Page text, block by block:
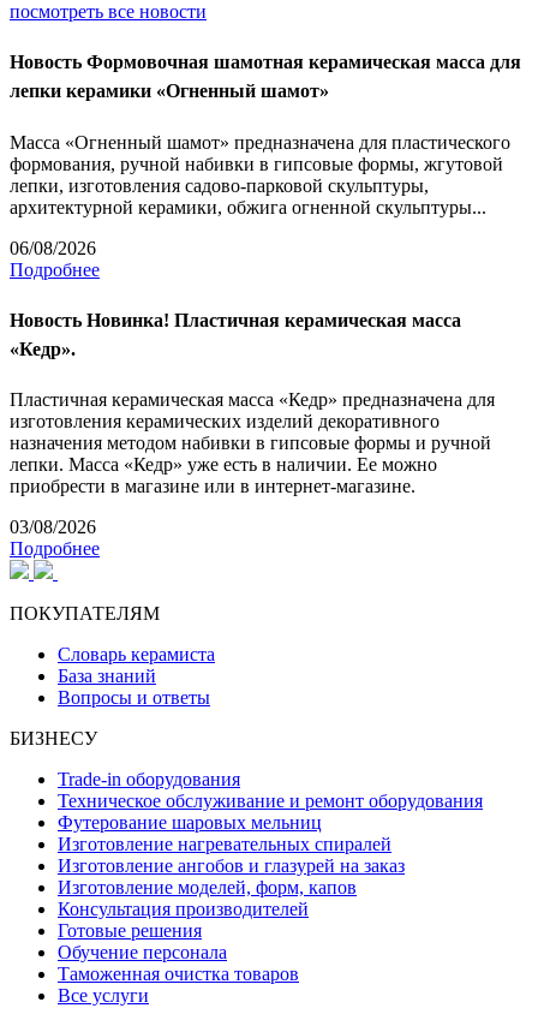
посмотреть все новости
Новость Формовочная шамотная керамическая масса для
лепки керамики «Огненный шамот»
Масса «Огненный шамот» предназначена для пластического
формования, ручной набивки в гипсовые формы, жгутовой
лепки, изготовления садово-парковой скульптуры,
архитектурной керамики, обжига огненной скульптуры...
06/08/2026
Подробнее
Новость Новинка! Пластичная керамическая масса
«Кедр».
Пластичная керамическая масса «Кедр» предназначена для
изготовления керамических изделий декоративного
назначения методом набивки в гипсовые формы и ручной
лепки. Масса «Кедр» уже есть в наличии. Ее можно
приобрести в магазине или в интернет-магазине.
03/08/2026
Подробнее
ПОКУПАТЕЛЯМ
Словарь керамиста
База знаний
Вопросы и ответы
БИЗНЕСУ
Trade-in оборудования
Техническое обслуживание и ремонт оборудования
Футерование шаровых мельниц
Изготовление нагревательных спиралей
Изготовление ангобов и глазурей на заказ
Изготовление моделей, форм, капов
Консультация производителей
Готовые решения
Обучение персонала
Таможенная очистка товаров
Все услуги